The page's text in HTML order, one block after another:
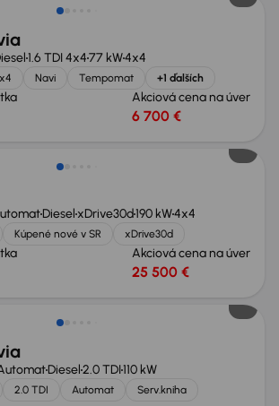
1.6 TDI 4x477 kW4x4
Navi Tempomat +1 ďalších
Akciová cena na úver
6 700 €
€
Diesel xDrive30d190 kW4x4
Kúpené nové v SR xDrive30d
Akciová cena na úver
25 500 €
Diesel2.0 TDI110 kW
2.0 TDI Automat
Serv.kniha